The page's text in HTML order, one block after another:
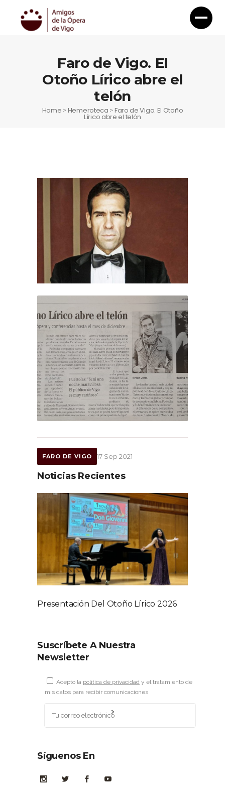
Faro de Vigo. El
Otoño Lírico abre el
telón
Home >Hemeroteca >Faro de Vigo. El Otoño
Lírico abre el telón
FARO DE VIGO 17 Sep 2021
Noticias Recientes
Presentación Del Otoño Lírico 2026
Suscríbete A Nuestra
Newsletter
Acepto la política de privacidad y el tratamiento de
mis datos para recibir comunicaciones.
Síguenos En